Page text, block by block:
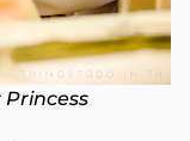
Princess